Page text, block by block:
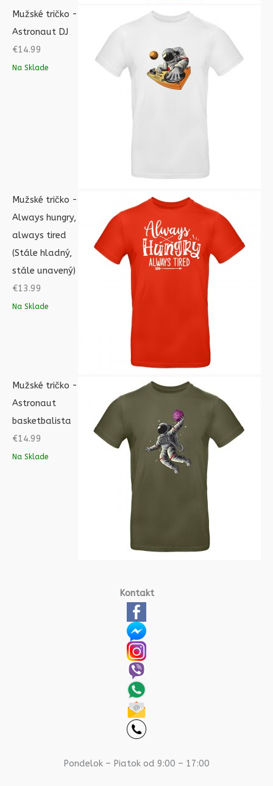
Mužské tričko -
Astronaut DJ
€14.99
Na Sklade
Mužské tričko -
Always hungry,
always tired
(Stále hladný,
stále unavený)
€13.99
Na Sklade
Mužské tričko -
Astronaut
basketbalista
€14.99
Na Sklade
Kontakt
Pondelok – Piatok od 9:00 – 17:00